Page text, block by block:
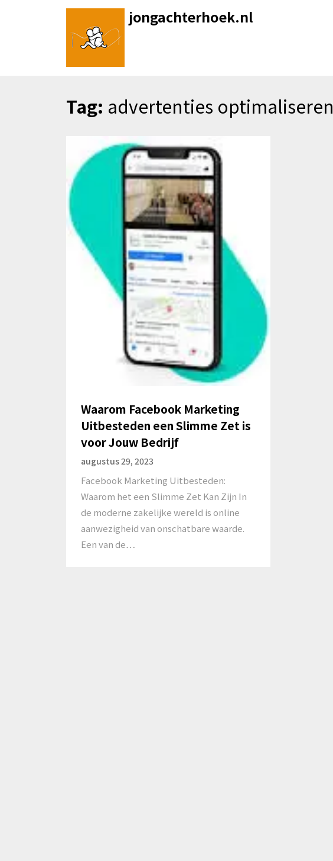
jongachterhoek.nl
Tag: advertenties optimaliseren
Waarom Facebook Marketing
Uitbesteden een Slimme Zet is
voor Jouw Bedrijf
augustus 29, 2023
Facebook Marketing Uitbesteden:
Waarom het een Slimme Zet Kan Zijn In
de moderne zakelijke wereld is online
aanwezigheid van onschatbare waarde.
Een van de…